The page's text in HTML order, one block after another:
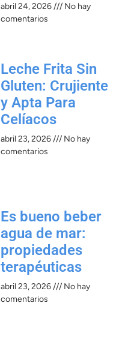
abril 24, 2026
No hay
comentarios
Leche Frita Sin
Gluten: Crujiente
y Apta Para
Celíacos
abril 23, 2026
No hay
comentarios
Es bueno beber
agua de mar:
propiedades
terapéuticas
abril 23, 2026
No hay
comentarios